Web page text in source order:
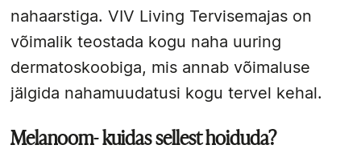
nahaarstiga. VIV Living Tervisemajas on
võimalik teostada kogu naha uuring
dermatoskoobiga, mis annab võimaluse
jälgida nahamuudatusi kogu tervel kehal.
Melanoom- kuidas sellest hoiduda?